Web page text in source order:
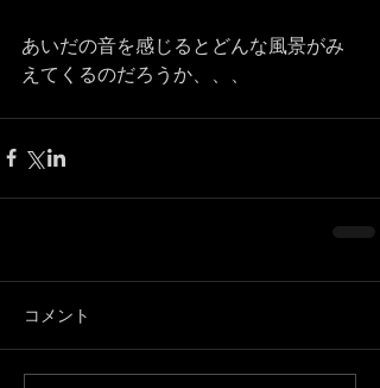
あいだの音を感じるとどんな風景がみ
えてくるのだろうか、、、
コメント